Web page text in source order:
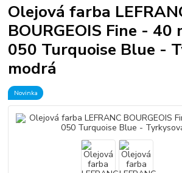
Olejová farba
BOURGEOIS Fine -
050 Turquoise Blue -
modrá
Novinka